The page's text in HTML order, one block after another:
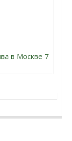
в Москве 7